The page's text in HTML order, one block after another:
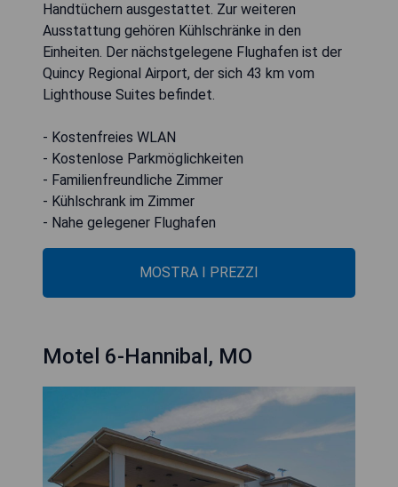
Handtüchern ausgestattet. Zur weiteren
Ausstattung gehören Kühlschränke in den
Einheiten. Der nächstgelegene Flughafen ist der
Quincy Regional Airport, der sich 43 km vom
Lighthouse Suites befindet.
- Kostenfreies WLAN
- Kostenlose Parkmöglichkeiten
- Familienfreundliche Zimmer
- Kühlschrank im Zimmer
- Nahe gelegener Flughafen
MOSTRA I PREZZI
Motel 6-Hannibal, MO